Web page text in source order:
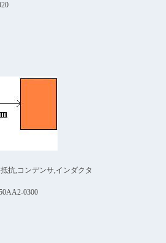
抗,コンデンサ,インダクタ
0300